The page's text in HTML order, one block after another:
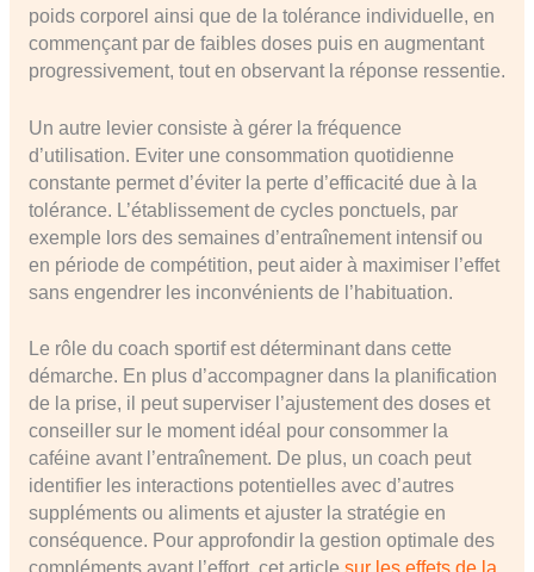
poids corporel ainsi que de la tolérance individuelle, en
commençant par de faibles doses puis en augmentant
progressivement, tout en observant la réponse ressentie.
Un autre levier consiste à gérer la fréquence
d’utilisation. Eviter une consommation quotidienne
constante permet d’éviter la perte d’efficacité due à la
tolérance. L’établissement de cycles ponctuels, par
exemple lors des semaines d’entraînement intensif ou
en période de compétition, peut aider à maximiser l’effet
sans engendrer les inconvénients de l’habituation.
Le rôle du coach sportif est déterminant dans cette
démarche. En plus d’accompagner dans la planification
de la prise, il peut superviser l’ajustement des doses et
conseiller sur le moment idéal pour consommer la
caféine avant l’entraînement. De plus, un coach peut
identifier les interactions potentielles avec d’autres
suppléments ou aliments et ajuster la stratégie en
conséquence. Pour approfondir la gestion optimale des